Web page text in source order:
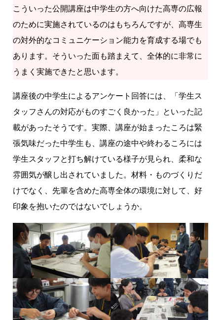
こういった公開講座は中学生の方へ向けた高専の広報
のために実施されているのはもちろんですが、高専生
の対外的なコミュニケーション能力を育成する場でも
あります。そういった面も踏まえて、全体的に非常に
うまく実施できたと思います。
講座後の中学生によるアンケート回答には、「学生ス
タッフさんの対応がものすごく良かった」といった記
載があったそうです。実際、講座が始まったころは緊
張気味だった中学生も、講座の途中や終わるころには
学生スタッフと打ち解けている様子が見られ、柔和な
雰囲気が醸し出されていました。材料・ものづくりだ
けでなく、先輩を含めた高専全体の環境に対して、好
印象を抱いたのではないでしょうか。